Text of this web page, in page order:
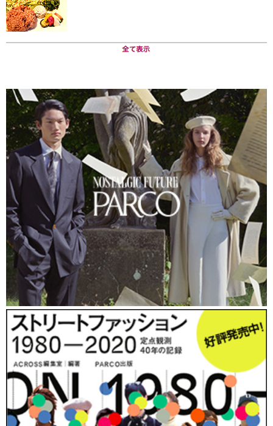
ニア文化がもはや特殊なものではなくなったことを象徴している
ようで興味深い。
ちなみにカンティーナという店名は、「スターウォーズ・エピソ